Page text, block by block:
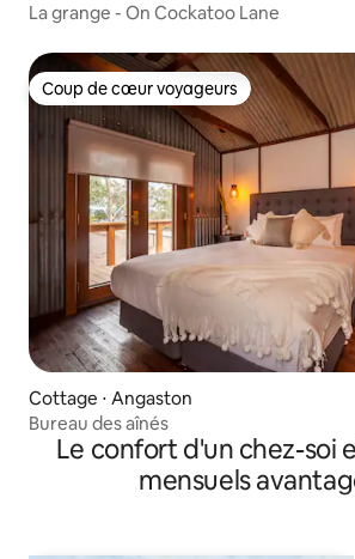
La grange - On Cockatoo Lane
Coup de cœur voyageurs
Coup de cœur voyageurs
Cottage ⋅ Angaston
Bureau des aînés
Le confort d'un chez-soi
mensuels